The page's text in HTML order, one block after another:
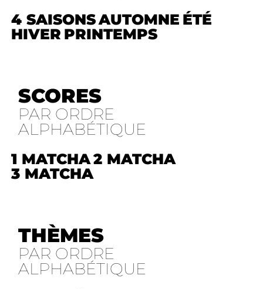
4 SAISONSAUTOMNE ÉTÉ
HIVER PRINTEMPS
SCORES
PAR ORDRE
ALPHABÉTIQUE
1 MATCHA2 MATCHA
3 MATCHA
THÈMES
PAR ORDRE
ALPHABÉTIQUE